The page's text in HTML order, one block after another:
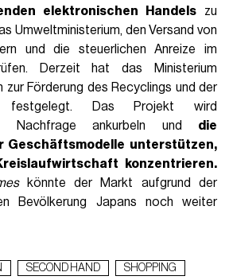
elektronischen Handels zu
Umweltministerium, den Versand von
und die steuerlichen Anreize im
Derzeit hat das Ministerium
zur Förderung des Recyclings und der
festgelegt. Das Projekt wird
Nachfrage ankurbeln und die
Geschäftsmodelle unterstützen,
konzentrieren.
könnte der Markt aufgrund der
Bevölkerung Japans noch weiter
SECOND HAND
SHOPPING